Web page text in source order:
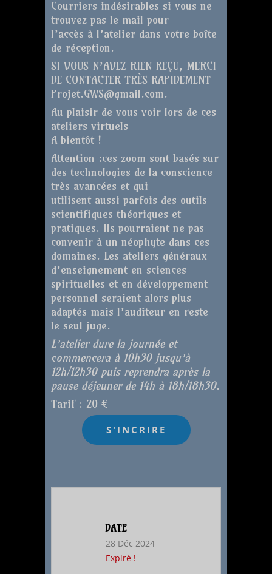
Courriers indésirables si vous ne
trouvez pas le mail pour
l’accès à l’atelier dans votre boîte
de réception.
SI VOUS N’AVEZ RIEN REÇU, MERCI
DE CONTACTER TRÈS RAPIDEMENT
Projet.GWS@gmail.com.
Au plaisir de vous voir lors de ces
ateliers virtuels
A bientôt !
Attention :ces zoom sont basés sur
des technologies de la conscience
très avancées et qui
utilisent aussi parfois des outils
scientifiques théoriques et
pratiques. Ils pourraient ne pas
convenir à un néophyte dans ces
domaines. Les ateliers généraux
d’enseignement en sciences
spirituelles et en développement
personnel seraient alors plus
adaptés mais l’auditeur en reste
le seul juge.
L’atelier dure la journée et
commencera à 10h30 jusqu’à
12h/12h30 puis reprendra après la
pause déjeuner de 14h à 18h/18h30.
Tarif : 20 €
DATE
28 Déc 2024
Expiré !